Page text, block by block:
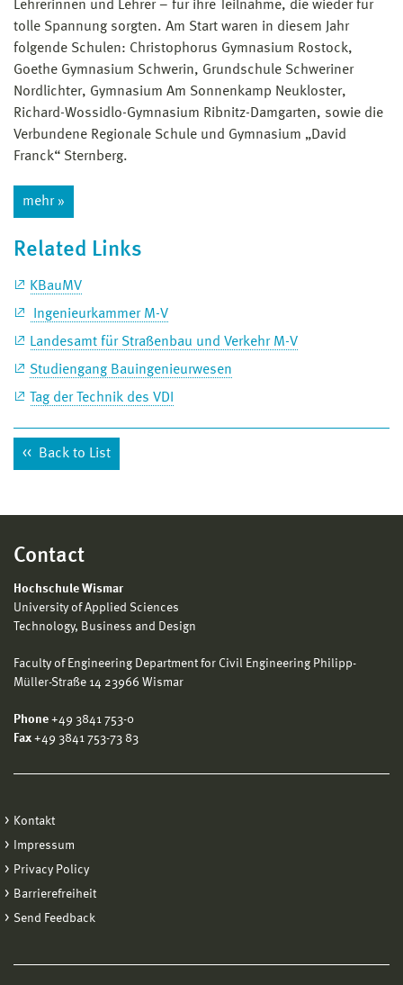
Lehrerinnen und Lehrer – für ihre Teilnahme, die wieder für
tolle Spannung sorgten. Am Start waren in diesem Jahr
folgende Schulen: Christophorus Gymnasium Rostock,
Goethe Gymnasium Schwerin, Grundschule Schweriner
Nordlichter, Gymnasium Am Sonnenkamp Neukloster,
Richard-Wossidlo-Gymnasium Ribnitz-Damgarten, sowie die
Verbundene Regionale Schule und Gymnasium „David
Franck“ Sternberg.
mehr »
Related Links
KBauMV
Ingenieurkammer M-V
Landesamt für Straßenbau und Verkehr M-V
Studiengang Bauingenieurwesen
Tag der Technik des VDI
Back to List
Contact
Hochschule Wismar
University of Applied Sciences
Technology, Business and Design
Faculty of Engineering Department for Civil Engineering Philipp-
Müller-Straße 14 23966 Wismar
Phone +49 3841 753-0
Fax +49 3841 753-73 83
Kontakt
Impressum
Privacy Policy
Barrierefreiheit
Send Feedback